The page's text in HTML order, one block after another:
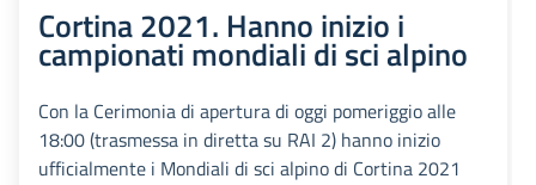
Cortina 2021. Hanno inizio i
campionati mondiali di sci alpino
Con la Cerimonia di apertura di oggi pomeriggio alle
18:00 (trasmessa in diretta su RAI 2) hanno inizio
ufficialmente i Mondiali di sci alpino di Cortina 2021